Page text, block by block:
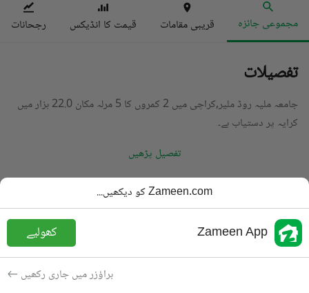
مجموعی جائزہ قریبی مقامات قیمت کا انڈیکس رجحانات
تفصیلات
جامعہ ملیہ روڈ ملیر,کراچی میں 2 کمروں کا 5 مرلہ مکان 22.0 ہزار میں
کرایہ پر دستیاب ہے۔
تفصیل پڑھیں
مکان
قیمت
PKR
22 ہزار
باتھ
رقبہ
120 مربع یارڈ
کرایہ پر دستیاب
Zameen.com کو دیکھیں...
Zameen App کھولیے
براؤزر میں جاری رکھیں